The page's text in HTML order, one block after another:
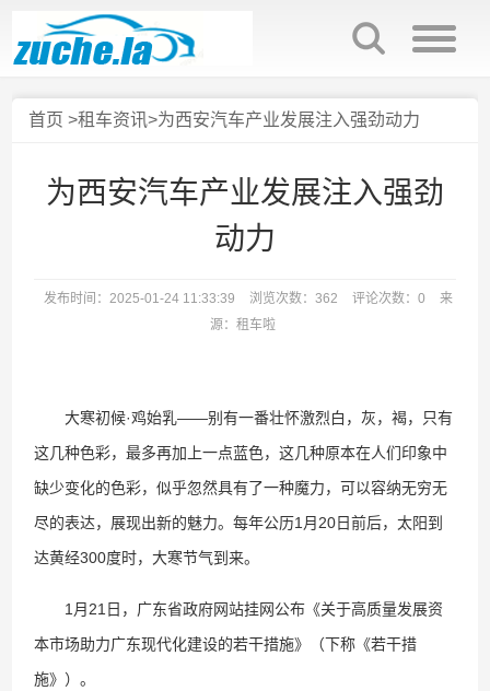
首页 >租车资讯>为西安汽车产业发展注入强劲动力
为西安汽车产业发展注入强劲
动力
发布时间：2025-01-24 11:33:39 浏览次数：362 评论次数：0
来
源：租车啦
大寒初候·鸡始乳——别有一番壮怀激烈白，灰，褐，只有
这几种色彩，最多再加上一点蓝色，这几种原本在人们印象中
缺少变化的色彩，似乎忽然具有了一种魔力，可以容纳无穷无
尽的表达，展现出新的魅力。每年公历1月20日前后，太阳到
达黄经300度时，大寒节气到来。
1月21日，广东省政府网站挂网公布《关于高质量发展资
本市场助力广东现代化建设的若干措施》（下称《若干措
施》）。